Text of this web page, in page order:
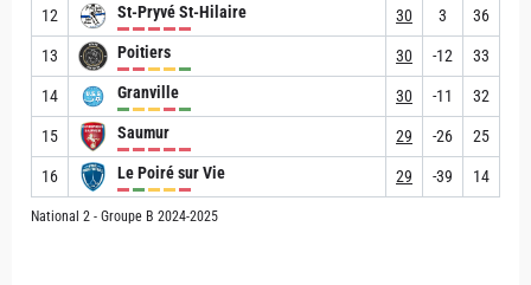
12 St-Pryvé St-Hilaire 30 3 36
13 Poitiers 30 -12 33
14 Granville 30 -11 32
15 Saumur 29 -26 25
16 Le Poiré sur Vie 29 -39 14
National 2 - Groupe B 2024-2025